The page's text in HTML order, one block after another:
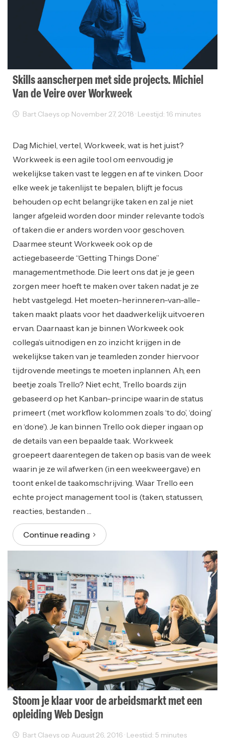
Skills aanscherpen met side projects. Michiel
Van de Veire over Workweek
Bart Claeys op November 27, 2018 · Leestijd: 16 minutes
Dag Michiel, vertel, Workweek, wat is het juist?
Workweek is een agile tool om eenvoudig je
wekelijkse taken vast te leggen en af te vinken. Door
elke week je takenlijst te bepalen, blijft je focus
behouden op echt belangrijke taken en zal je niet
langer afgeleid worden door minder relevante todo’s
of taken die er anders worden voor geschoven.
Daarmee steunt Workweek ook op de
actiegebaseerde “Getting Things Done”
managementmethode. Die leert ons dat je je geen
zorgen meer hoeft te maken over taken nadat je ze
hebt vastgelegd. Het moeten-herinneren-van-alle-
taken maakt plaats voor het daadwerkelijk uitvoeren
ervan. Daarnaast kan je binnen Workweek ook
collega’s uitnodigen en zo inzicht krijgen in de
wekelijkse taken van je teamleden zonder hiervoor
tijdrovende meetings te moeten inplannen. Ah, een
beetje zoals Trello? Niet echt, Trello boards zijn
gebaseerd op het Kanban-principe waarin de status
primeert (met workflow kolommen zoals ‘to do’, ‘doing’
en ‘done’). Je kan binnen Trello ook dieper ingaan op
de details van een bepaalde taak. Workweek
groepeert daarentegen de taken op basis van de week
waarin je ze wil afwerken (in een weekweergave) en
toont enkel de taakomschrijving. Waar Trello een
echte project management tool is (taken, statussen,
reacties, bestanden …
Continue reading
Stoom je klaar voor de arbeidsmarkt met een
opleiding Web Design
Bart Claeys op August 26, 2016 · Leestijd: 5 minutes